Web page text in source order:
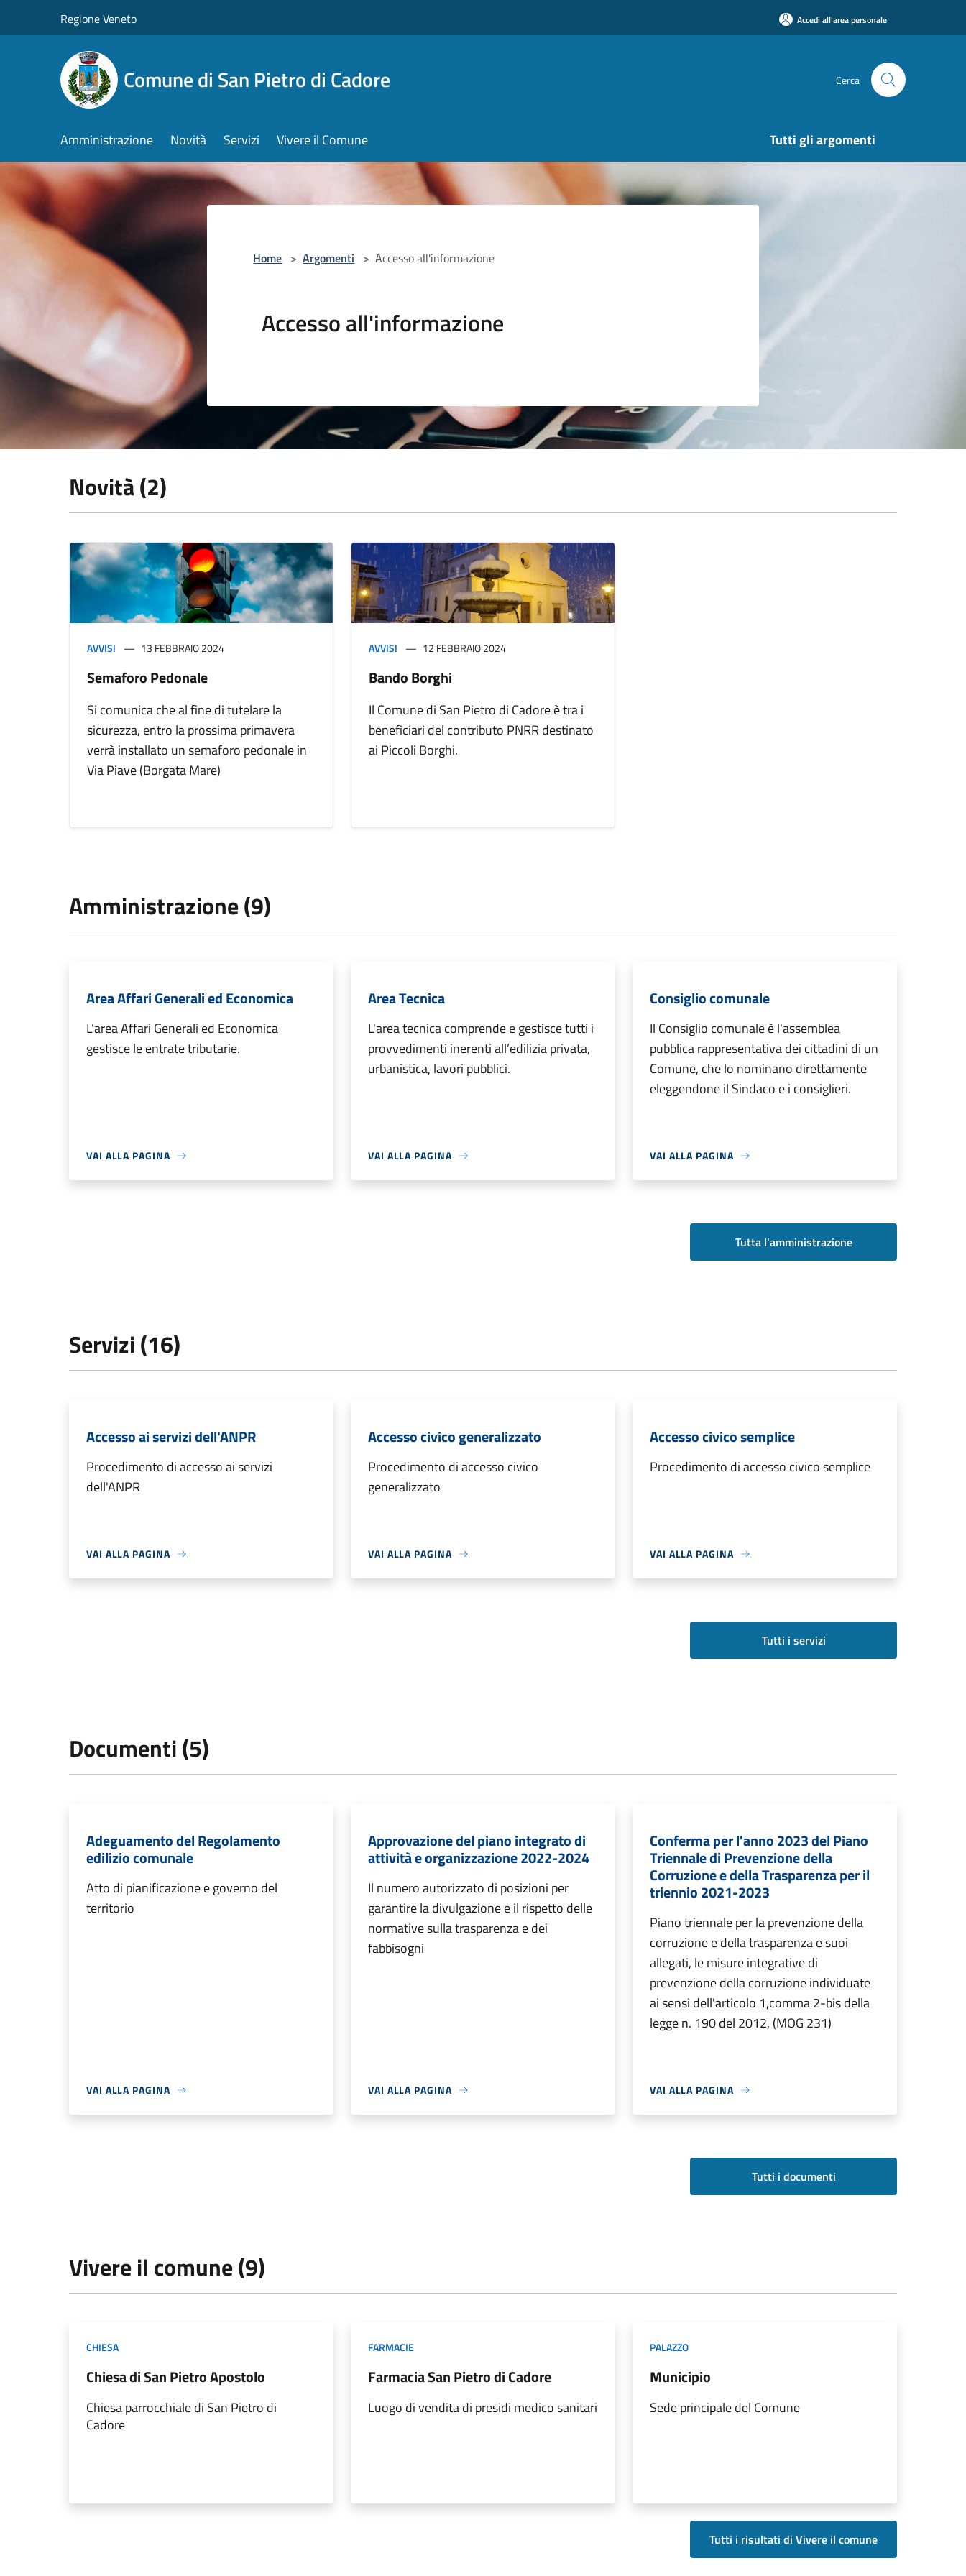
Regione Veneto Accedi all'area personale
Comune di San Pietro di Cadore Cerca
Amministrazione Novità Servizi Vivere il Comune Tutti gli argomenti
Home > Argomenti > Accesso all'informazione
Accesso all'informazione
Novità (2)
AVVISI 13 FEBBRAIO 2024
Semaforo Pedonale
Si comunica che al fine di tutelare la
sicurezza, entro la prossima primavera
verrà installato un semaforo pedonale in
Via Piave (Borgata Mare)
AVVISI 12 FEBBRAIO 2024
Bando Borghi
Il Comune di San Pietro di Cadore è tra i
beneficiari del contributo PNRR destinato
ai Piccoli Borghi.
Amministrazione (9)
Area Affari Generali ed Economica
L’area Affari Generali ed Economica
gestisce le entrate tributarie.
VAI ALLA PAGINA
Area Tecnica
L'area tecnica comprende e gestisce tutti i
provvedimenti inerenti all’edilizia privata,
urbanistica, lavori pubblici.
VAI ALLA PAGINA
Consiglio comunale
Il Consiglio comunale è l'assemblea
pubblica rappresentativa dei cittadini di un
Comune, che lo nominano direttamente
eleggendone il Sindaco e i consiglieri.
VAI ALLA PAGINA
Tutta l'amministrazione
Servizi (16)
Accesso ai servizi dell'ANPR
Procedimento di accesso ai servizi
dell'ANPR
VAI ALLA PAGINA
Accesso civico generalizzato
Procedimento di accesso civico
generalizzato
VAI ALLA PAGINA
Accesso civico semplice
Procedimento di accesso civico semplice
VAI ALLA PAGINA
Tutti i servizi
Documenti (5)
Adeguamento del Regolamento
edilizio comunale
Atto di pianificazione e governo del
territorio
VAI ALLA PAGINA
Approvazione del piano integrato di
attività e organizzazione 2022-2024
Il numero autorizzato di posizioni per
garantire la divulgazione e il rispetto delle
normative sulla trasparenza e dei
fabbisogni
VAI ALLA PAGINA
Conferma per l'anno 2023 del Piano
Triennale di Prevenzione della
Corruzione e della Trasparenza per il
triennio 2021-2023
Piano triennale per la prevenzione della
corruzione e della trasparenza e suoi
allegati, le misure integrative di
prevenzione della corruzione individuate
ai sensi dell'articolo 1,comma 2-bis della
legge n. 190 del 2012, (MOG 231)
VAI ALLA PAGINA
Tutti i documenti
Vivere il comune (9)
CHIESA
Chiesa di San Pietro Apostolo
Chiesa parrocchiale di San Pietro di
Cadore
FARMACIE
Farmacia San Pietro di Cadore
Luogo di vendita di presidi medico sanitari
PALAZZO
Municipio
Sede principale del Comune
Tutti i risultati di Vivere il comune